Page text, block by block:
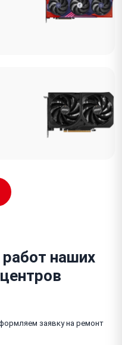
наших
заявку на ремонт